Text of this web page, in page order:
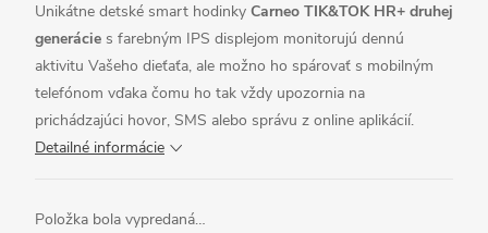
Unikátne detské smart hodinky Carneo TIK&TOK HR+ druhej
generácie s farebným IPS displejom monitorujú dennú
aktivitu Vašeho dieťaťa, ale možno ho spárovať s mobilným
telefónom vďaka čomu ho tak vždy upozornia na
prichádzajúci hovor, SMS alebo správu z online aplikácií.
Detailné informácie
Položka bola vypredaná…